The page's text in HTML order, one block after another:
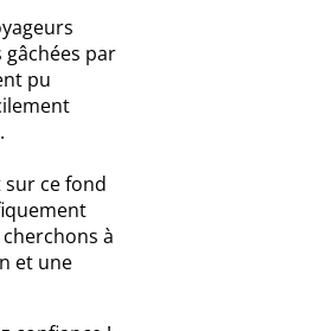
par
pu
sur ce fond
à
et une